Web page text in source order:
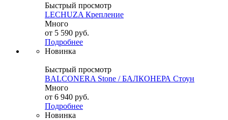
Быстрый просмотр
LECHUZA Крепление
Много
от 5 590 руб.
Подробнее
Новинка
Быстрый просмотр
BALCONERA Stone / БАЛКОНЕРА Стоун
Много
от 6 940 руб.
Подробнее
Новинка